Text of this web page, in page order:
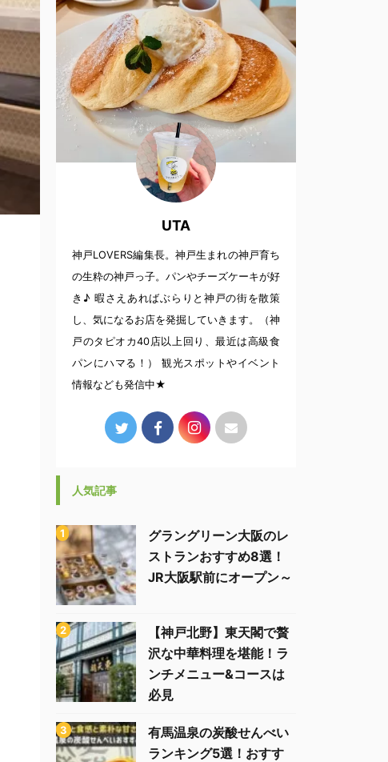
UTA
神戸LOVERS編集長。神戸生まれの神戸育ち
の生粋の神戸っ子。パンやチーズケーキが好
き♪ 暇さえあればぶらりと神戸の街を散策
し、気になるお店を発掘していきます。（神
戸のタピオカ40店以上回り、最近は高級食
パンにハマる！） 観光スポットやイベント
情報なども発信中★
人気記事
グラングリーン大阪のレ
ストランおすすめ8選！
JR大阪駅前にオープン～
【神戸北野】東天閣で贅
沢な中華料理を堪能！ラ
ンチメニュー&コースは
必見
有馬温泉の炭酸せんべい
ランキング5選！おすす